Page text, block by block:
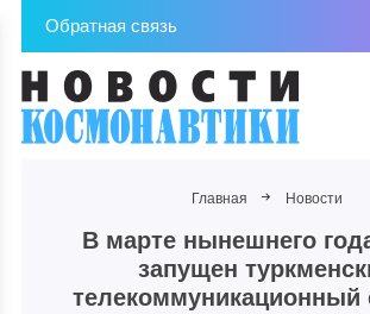
Обратная связь
Главная Новости
В марте нынешнего
запущен
телекоммуникационный